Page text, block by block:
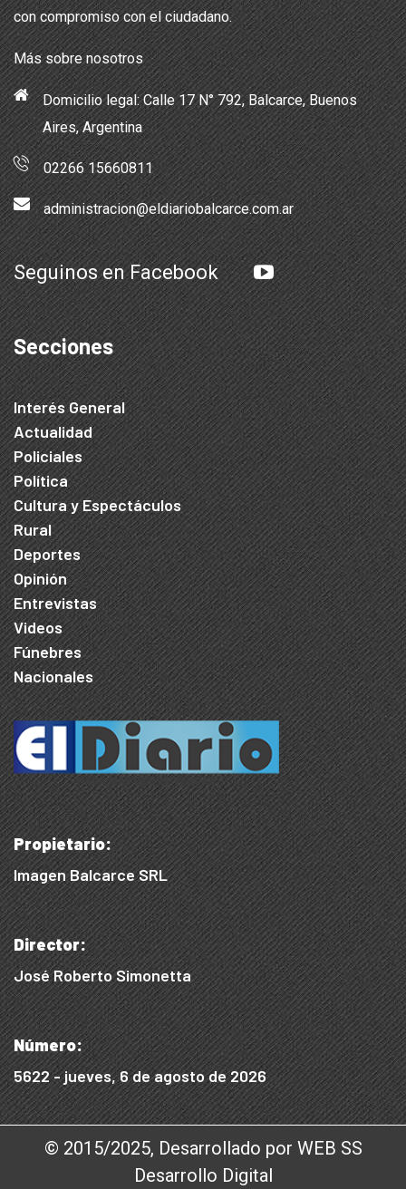
con compromiso con el ciudadano.
Más sobre nosotros
Domicilio legal: Calle 17 N° 792, Balcarce, Buenos
Aires, Argentina
02266 15660811
administracion@eldiariobalcarce.com.ar
Seguinos en Facebook
Secciones
Interés General
Actualidad
Policiales
Política
Cultura y Espectáculos
Rural
Deportes
Opinión
Entrevistas
Videos
Fúnebres
Nacionales
Propietario:
Imagen Balcarce SRL
Director:
José Roberto Simonetta
Número:
5622 - jueves, 6 de agosto de 2026
© 2015/2025, Desarrollado por WEB SS
Desarrollo Digital